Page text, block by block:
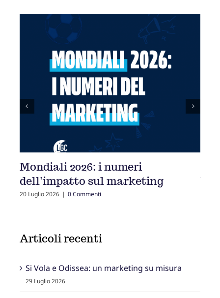
La psicologia dei colori nel
branding
25 Giugno 2026
Articoli recenti
Si Vola e Odissea: un marketing su misura
29 Luglio 2026